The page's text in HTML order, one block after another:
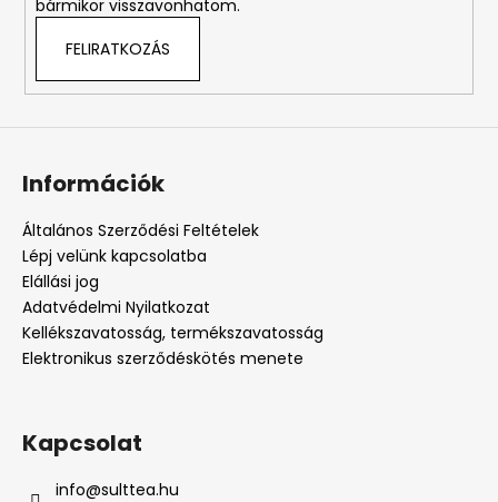
bármikor visszavonhatom.
FELIRATKOZÁS
Információk
Általános Szerződési Feltételek
Lépj velünk kapcsolatba
Elállási jog
Adatvédelmi Nyilatkozat
Kellékszavatosság, termékszavatosság
Elektronikus szerződéskötés menete
Kapcsolat
info@sulttea.hu